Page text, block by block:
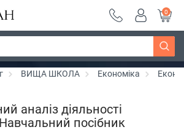
200 грн ~ 250 грн ~
Дізнатись більше
0
ВИЩА ШКОЛА Економіка
аналіз діяльності
посібник